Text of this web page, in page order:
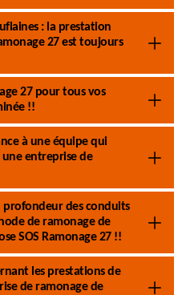
: la prestation
27 est toujours
27 pour tous vos
!!
à une équipe qui
une entreprise de
profondeur des conduits
de ramonage de
SOS Ramonage 27 !!
les prestations de
de ramonage de